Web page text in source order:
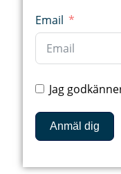
Email
Jag
Anmäl dig